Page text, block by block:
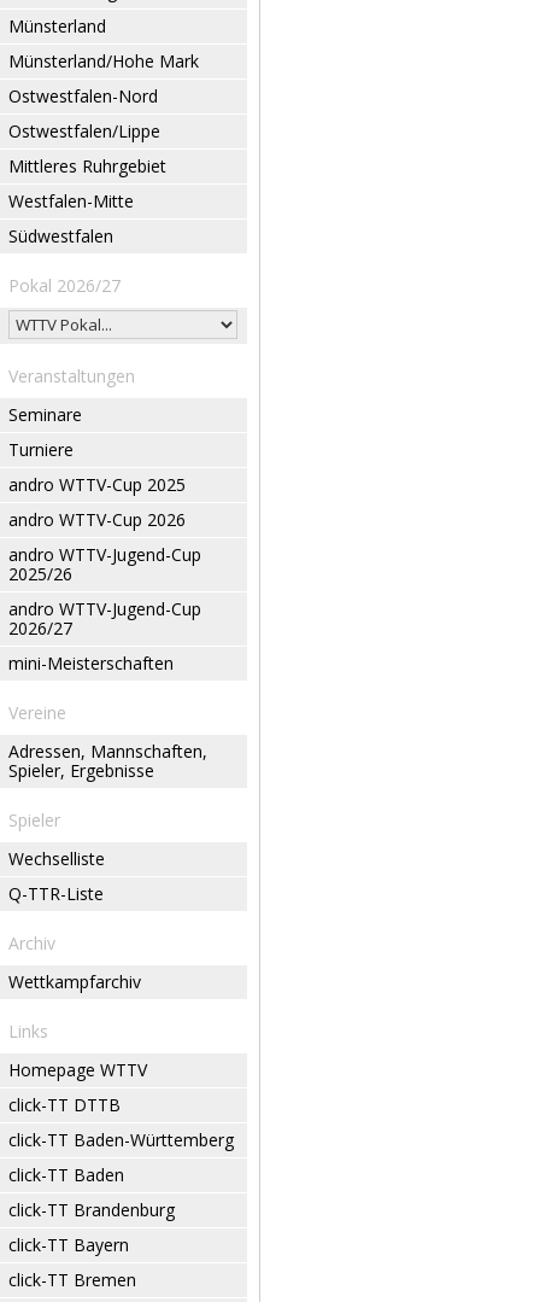
Münsterland
Münsterland/Hohe Mark
Ostwestfalen-Nord
Ostwestfalen/Lippe
Mittleres Ruhrgebiet
Westfalen-Mitte
Südwestfalen
Pokal 2026/27
Veranstaltungen
Seminare
Turniere
andro WTTV-Cup 2025
andro WTTV-Cup 2026
andro WTTV-Jugend-Cup
2025/26
andro WTTV-Jugend-Cup
2026/27
mini-Meisterschaften
Vereine
Adressen, Mannschaften,
Spieler, Ergebnisse
Spieler
Wechselliste
Q-TTR-Liste
Archiv
Wettkampfarchiv
Links
Homepage WTTV
click-TT DTTB
click-TT Baden-Württemberg
click-TT Baden
click-TT Brandenburg
click-TT Bayern
click-TT Bremen